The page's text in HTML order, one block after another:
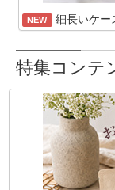
NEW 細長いケー
特集コンテ